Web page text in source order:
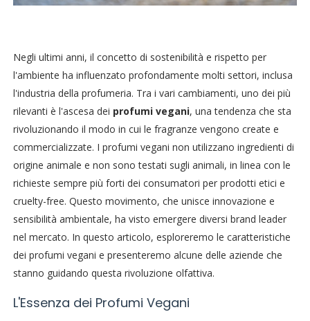
Negli ultimi anni, il concetto di sostenibilità e rispetto per
l'ambiente ha influenzato profondamente molti settori, inclusa
l'industria della profumeria. Tra i vari cambiamenti, uno dei più
rilevanti è l'ascesa dei profumi vegani, una tendenza che sta
rivoluzionando il modo in cui le fragranze vengono create e
commercializzate. I profumi vegani non utilizzano ingredienti di
origine animale e non sono testati sugli animali, in linea con le
richieste sempre più forti dei consumatori per prodotti etici e
cruelty-free. Questo movimento, che unisce innovazione e
sensibilità ambientale, ha visto emergere diversi brand leader
nel mercato. In questo articolo, esploreremo le caratteristiche
dei profumi vegani e presenteremo alcune delle aziende che
stanno guidando questa rivoluzione olfattiva.
L'Essenza dei Profumi Vegani